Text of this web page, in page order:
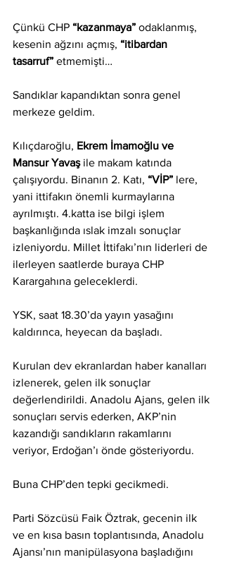
Çünkü CHP “kazanmaya” odaklanmış,
kesenin ağzını açmış, “itibardan
tasarruf” etmemişti…
Sandıklar kapandıktan sonra genel
merkeze geldim.
Kılıçdaroğlu, Ekrem İmamoğlu ve
Mansur Yavaş ile makam katında
çalışıyordu. Binanın 2. Katı, “VİP” lere,
yani ittifakın önemli kurmaylarına
ayrılmıştı. 4.katta ise bilgi işlem
başkanlığında ıslak imzalı sonuçlar
izleniyordu. Millet İttifakı’nın liderleri de
ilerleyen saatlerde buraya CHP
Karargahına geleceklerdi.
YSK, saat 18.30’da yayın yasağını
kaldırınca, heyecan da başladı.
Kurulan dev ekranlardan haber kanalları
izlenerek, gelen ilk sonuçlar
değerlendirildi. Anadolu Ajans, gelen ilk
sonuçları servis ederken, AKP’nin
kazandığı sandıkların rakamlarını
veriyor, Erdoğan’ı önde gösteriyordu.
Buna CHP’den tepki gecikmedi.
Parti Sözcüsü Faik Öztrak, gecenin ilk
ve en kısa basın toplantısında, Anadolu
Ajansı’nın manipülasyona başladığını